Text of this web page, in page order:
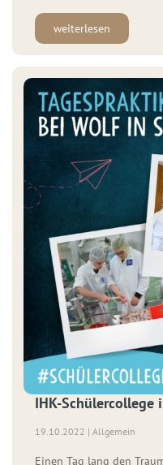
uns herzlich bei unseren
innovativen Ideen zu
Mitarbeiterinnen und
Traditionsunternehmen
weiterlesen
IHK-Schülercollege
19.10.2022 | Allgemein
Einen Tag lang den